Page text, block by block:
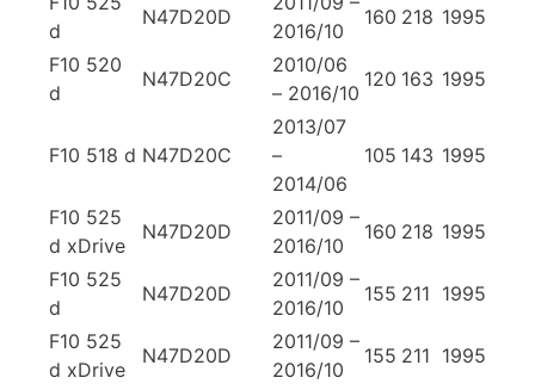
d
N47D20D
2016/10
160 218 1995
F10 520
d
N47D20C
2010/06
– 2016/10
120 163 1995
F10 518 d N47D20C
2013/07
–
2014/06
105 143 1995
F10 525
d xDrive
N47D20D
2011/09 –
2016/10
160 218 1995
F10 525
d
N47D20D
2011/09 –
2016/10
155 211 1995
F10 525
d xDrive
N47D20D
2011/09 –
2016/10
155 211 1995